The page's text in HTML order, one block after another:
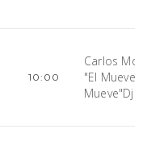
10:00
Carlos
"El Mueve
Mueve"Dj